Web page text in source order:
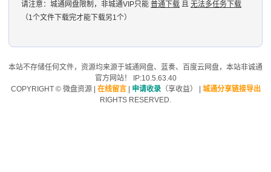
请注意： 城通网盘限制，非城通VIP只能 普通下载 且 无法多任务下载
（1个文件下载完才能下载另1个）
本站不存储任何文件，资源均来源于城通网盘、蓝奏、 百度云网盘，本站非诚通
官方网站！ IP:10.5.63.40
COPYRIGHT © 微盘资源| 在线留言| 申请收录（享收益）
城通分享链接导出
RIGHTS RESERVED.